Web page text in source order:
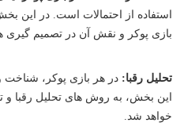
استفاده از احتمالات است. در این
بازی پوکر و نقش آن در تصمیم گیری
تحلیل رقبا: در هر بازی پوکر، شناخت
این بخش، به روش های تحلیل رقبا و
خواهد شد.